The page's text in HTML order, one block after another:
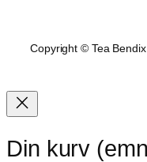
Copyright © Tea
Din kurv